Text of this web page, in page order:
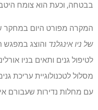
בבטחה, וכעת הוא צומח
המקרה מפורט היום במחקר
של ניו אינגלנד והוצג
לטיפול גנים ותאים בניו
מסלול לטכנולוגיית עריכת
עם מחלות נדירות שעבורם